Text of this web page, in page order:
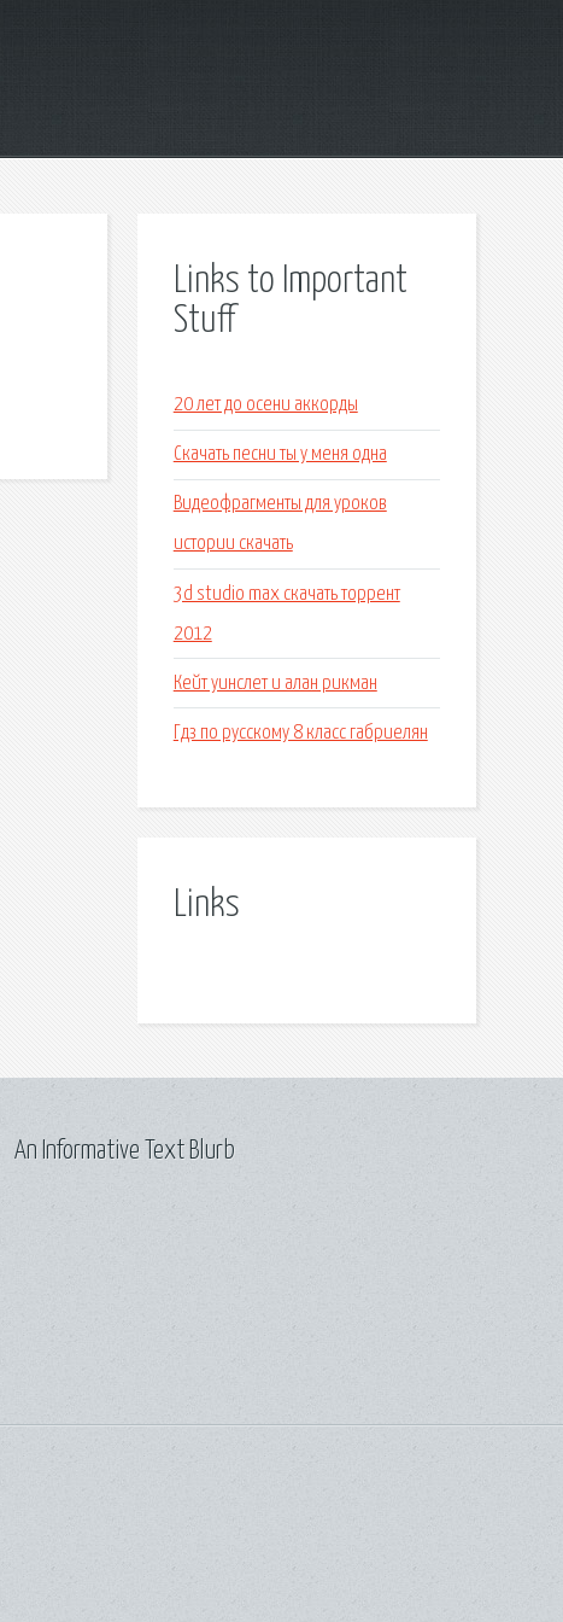
Links to Important
Stuff
20 лет до осени аккорды
Скачать песни ты у меня одна
Видеофрагменты для уроков
истории скачать
3d studio max скачать торрент
2012
Кейт уинслет и алан рикман
Гдз по русскому 8 класс габриелян
Links
An Informative Text Blurb